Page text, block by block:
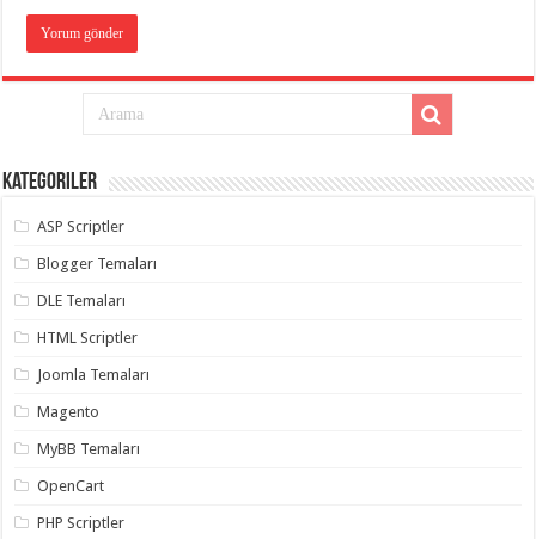
Kategoriler
ASP Scriptler
Blogger Temaları
DLE Temaları
HTML Scriptler
Joomla Temaları
Magento
MyBB Temaları
OpenCart
PHP Scriptler